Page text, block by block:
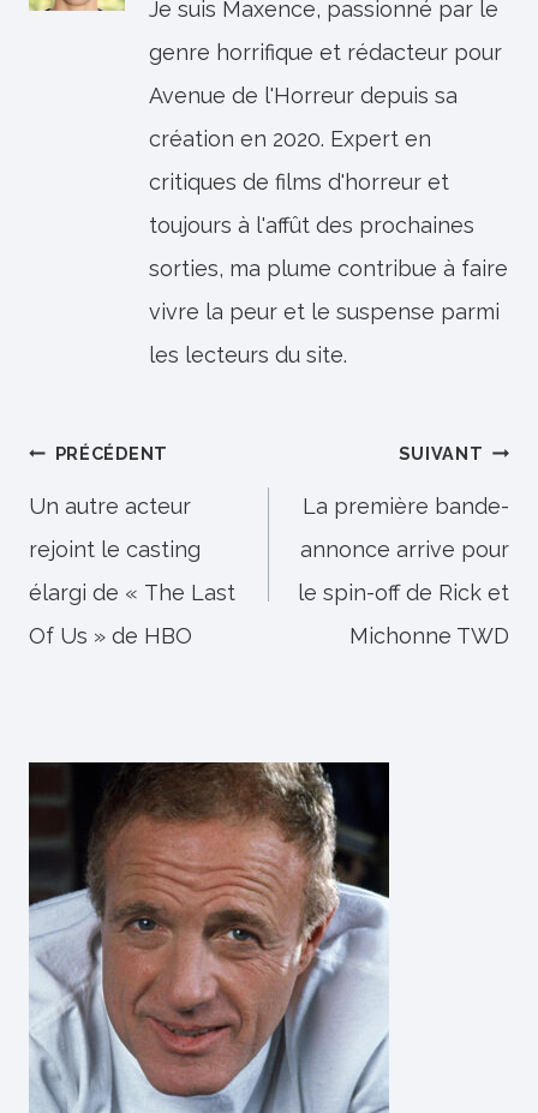
Je suis Maxence, passionné par le
genre horrifique et rédacteur pour
Avenue de l'Horreur depuis sa
création en 2020. Expert en
critiques de films d'horreur et
toujours à l'affût des prochaines
sorties, ma plume contribue à faire
vivre la peur et le suspense parmi
les lecteurs du site.
Navigation
de
l’article
PRÉCÉDENT
Un autre acteur
rejoint le casting
élargi de « The Last
Of Us » de HBO
SUIVANT
La première bande-
annonce arrive pour
le spin-off de Rick et
Michonne TWD